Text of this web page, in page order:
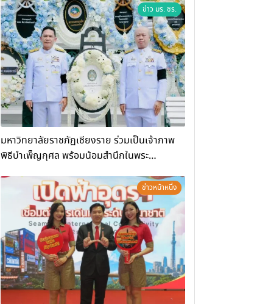
“การพัฒนาศักยภาพผู้ประกอบการและเครือข่าย
ธุรกิจ Wellness สู่การเติบโตอย่างยั่งยืน
(Chiang Rai Wellness Business
Academy)”
ข่าว มร. ชร.
มหาวิทยาลัยราชภัฏเชียงราย ร่วมเป็นเจ้าภาพ
พิธีบำเพ็ญกุศล พร้อมน้อมสำนึกในพระ
ข่าวหน้าหนึ่ง